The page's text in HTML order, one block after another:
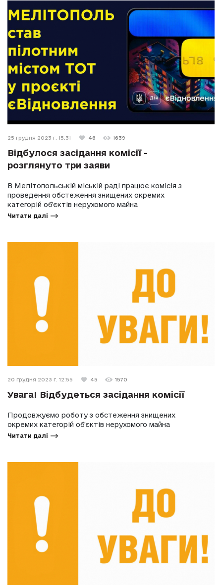
25 грудня 2023 г. 15:31 46 1639
Відбулося засідання комісії -
розглянуто три заяви
В Мелітопольській міській раді працює комісія з
проведення обстеження знищених окремих
категорій об’єктів нерухомого майна
Читати далі
20 грудня 2023 г. 12:55 45 1570
Увага! Відбудеться засідання комісії
Продовжуємо роботу з обстеження знищених
окремих категорій об’єктів нерухомого майна
Читати далі